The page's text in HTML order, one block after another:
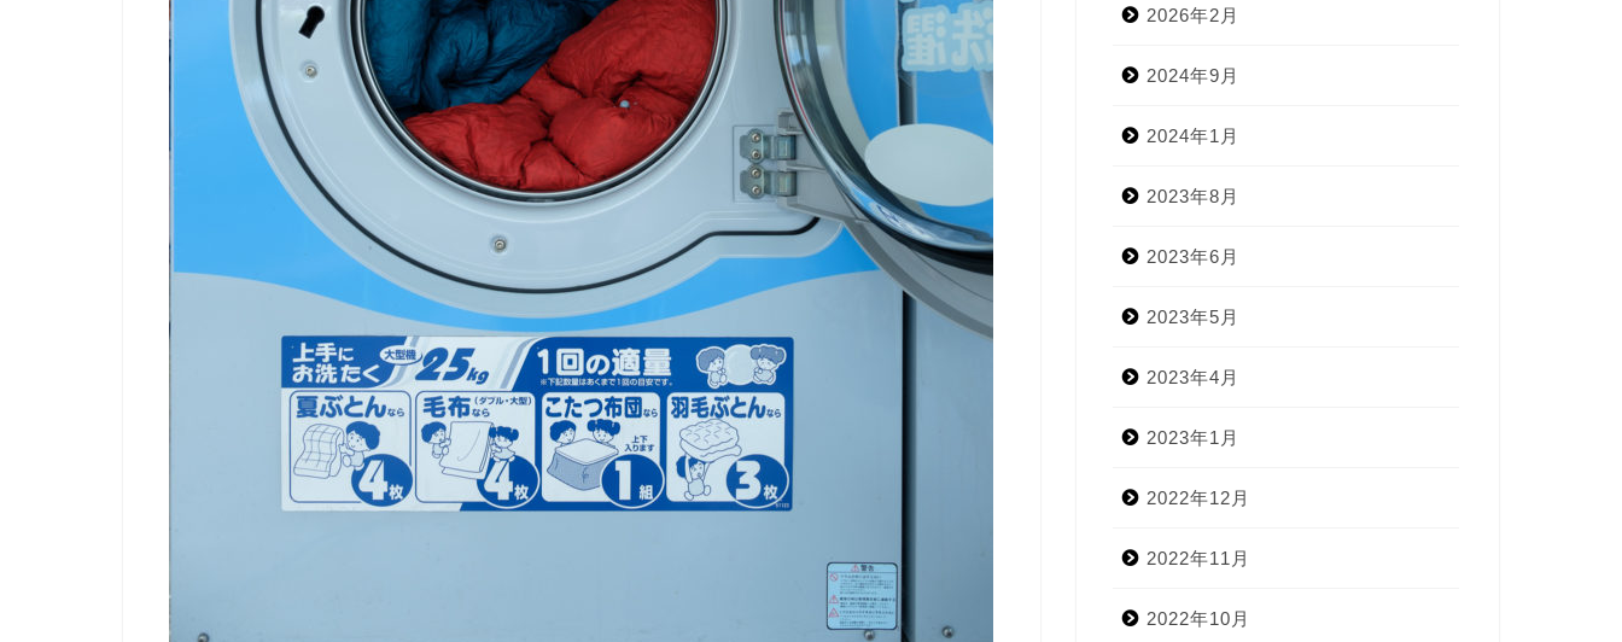
2026年2月
2024年9月
2024年1月
2023年8月
2023年6月
2023年5月
2023年4月
2023年1月
2022年12月
2022年11月
2022年10月